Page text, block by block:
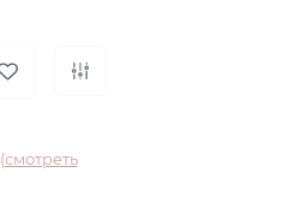
(смотреть